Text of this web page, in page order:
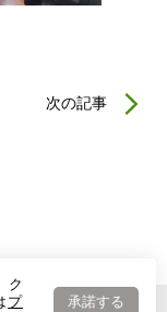
次の記事
ク
プ
承諾する